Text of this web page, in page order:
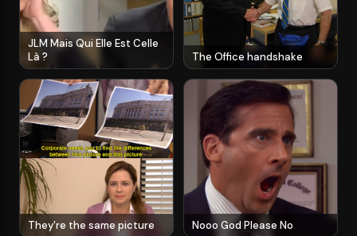
JLM Mais Qui Elle Est Celle
Là ?
The Office handshake
They're the same picture Nooo God Please No